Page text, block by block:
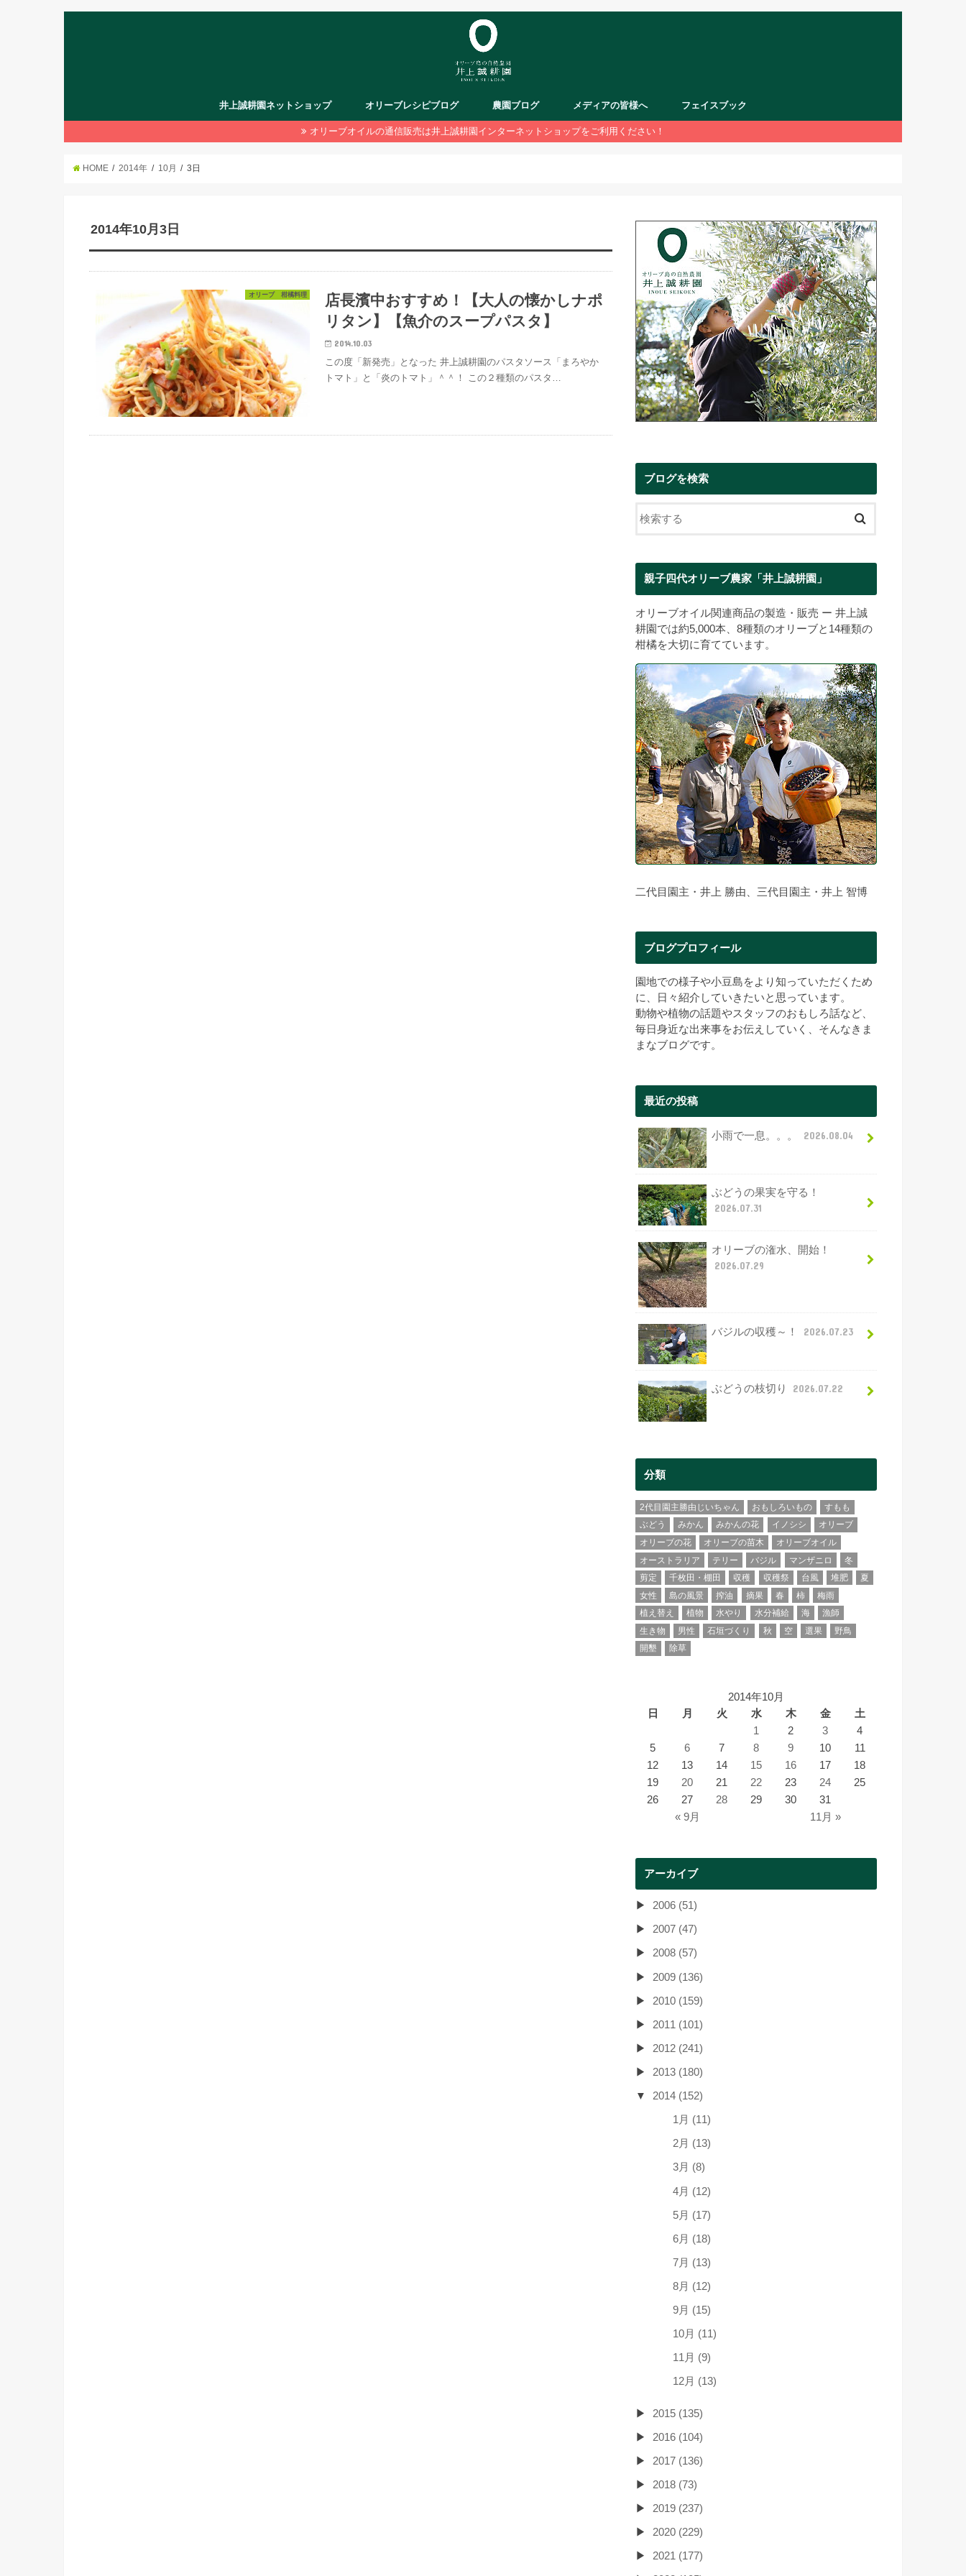
井上誠耕園ネットショップ オリーブレシピブログ 農園ブログ メディアの皆様へ フェイスブック
オリーブオイルの通信販売は井上誠耕園インターネットショップをご利用ください！
HOME 2014年 10月 3日
2014年10月3日
オリーブ 柑橘料理
店長濱中おすすめ！【大人の懐かしナポ
リタン】【魚介のスープパスタ】
2014.10.03
この度「新発売」となった 井上誠耕園のパスタソース「まろやか
トマト」と「炎のトマト」＾＾！ この２種類のパスタ…
ブログを検索
親子四代オリーブ農家「井上誠耕園」
オリーブオイル関連商品の製造・販売 ー 井上誠
耕園では約5,000本、8種類のオリーブと14種類の
柑橘を大切に育てています。
二代目園主・井上 勝由、三代目園主・井上 智博
ブログプロフィール
園地での様子や小豆島をより知っていただくため
に、日々紹介していきたいと思っています。
動物や植物の話題やスタッフのおもしろ話など、
毎日身近な出来事をお伝えしていく、そんなきま
まなブログです。
最近の投稿
小雨で一息。。。 2026.08.04
ぶどうの果実を守る！
2026.07.31
オリーブの潅水、開始！
2026.07.29
バジルの収穫～！ 2026.07.23
ぶどうの枝切り 2026.07.22
分類
2代目園主勝由じいちゃん おもしろいもの
すもも
ぶどう
みかん みかんの花 イノシシ
オリーブ
オリーブの花
オリーブの苗木
オリーブオイル
オーストラリア
テリー バジル マンザニロ
冬
剪定
千枚田・棚田 収穫 収穫祭 台風 堆肥
夏
女性
島の風景 搾油 摘果 春 柿
梅雨
植え替え
植物 水やり 水分補給 海
漁師
生き物
男性 石垣づくり 秋 空 選果
野鳥
開墾
除草
2014年10月
日
月 火 水 木 金 土
« 9月 11月 »
1 2 3
4
5
6 7 8 9 10
11
12
13 14 15 16 17
18
19
20 21 22 23 24
25
26
27 28 29 30 31
アーカイブ
2006 (51)
2007 (47)
2008 (57)
2009 (136)
2010 (159)
2011 (101)
2012 (241)
2013 (180)
2014 (152)
1月 (11)
2月 (13)
3月 (8)
4月 (12)
5月 (17)
6月 (18)
7月 (13)
8月 (12)
9月 (15)
10月 (11)
11月 (9)
12月 (13)
2015 (135)
2016 (104)
2017 (136)
2018 (73)
2019 (237)
2020 (229)
2021 (177)